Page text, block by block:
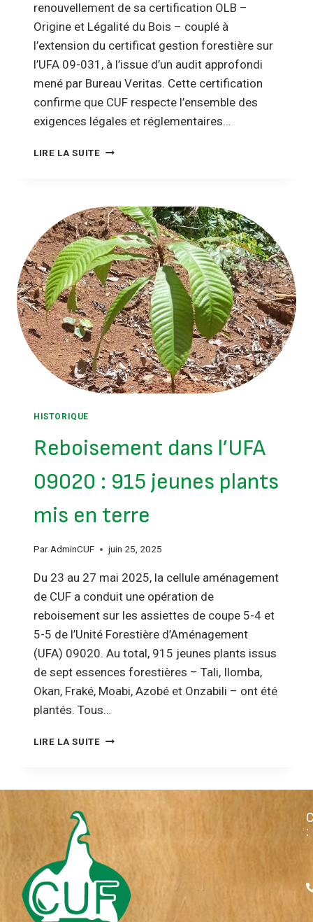
renouvellement de sa certification OLB –
Origine et Légalité du Bois – couplé à
l’extension du certificat gestion forestière sur
l’UFA 09-031, à l’issue d’un audit approfondi
mené par Bureau Veritas. Cette certification
confirme que CUF respecte l’ensemble des
exigences légales et réglementaires…
LIRE LA SUITE
HISTORIQUE
Reboisement dans l’UFA
09020 : 915 jeunes plants
mis en terre
ParAdminCUF juin 25, 2025
Du 23 au 27 mai 2025, la cellule aménagement
de CUF a conduit une opération de
reboisement sur les assiettes de coupe 5-4 et
5-5 de l’Unité Forestière d’Aménagement
(UFA) 09020. Au total, 915 jeunes plants issus
de sept essences forestières – Tali, Ilomba,
Okan, Fraké, Moabi, Azobé et Onzabili – ont été
plantés. Tous…
LIRE LA SUITE
: